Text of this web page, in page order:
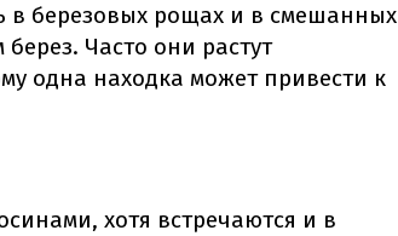
в березовых рощах и в смешанных
Часто они растут
одна находка может привести к
хотя встречаются и в